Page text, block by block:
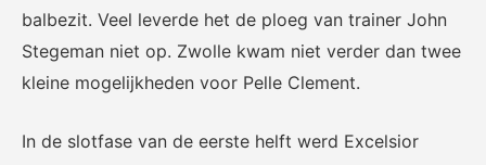
balbezit. Veel leverde het de ploeg van trainer John
Stegeman niet op. Zwolle kwam niet verder dan twee
kleine mogelijkheden voor Pelle Clement.
In de slotfase van de eerste helft werd Excelsior